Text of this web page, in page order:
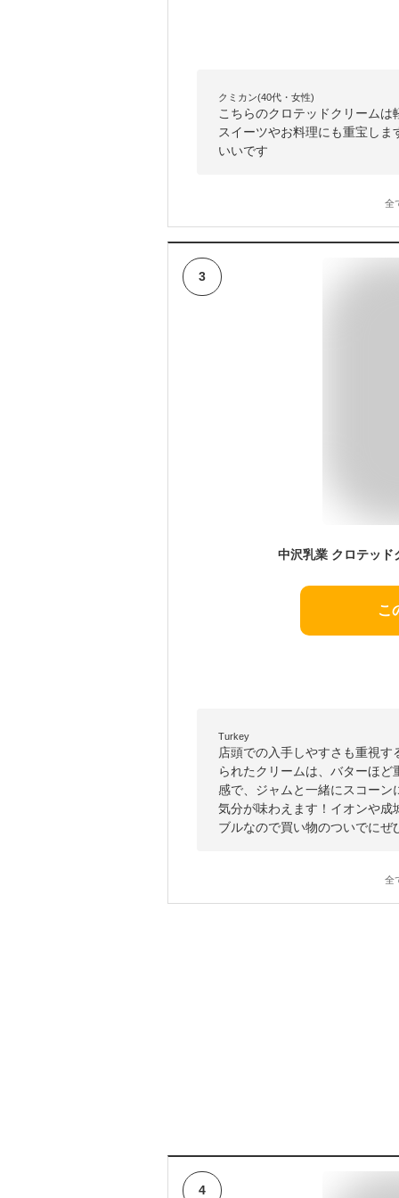
クミカン(40代・女性)
こちらのクロテッドクリーム
スイーツやお料理にも重宝し
いいです
全
3
中沢乳業 クロテッド
こ
Turkey
店頭での入手しやすさも重視
られたクリームは、バターほ
感で、ジャムと一緒にスコー
気分が味わえます！イオンや
ブルなので買い物のついでに
全
4